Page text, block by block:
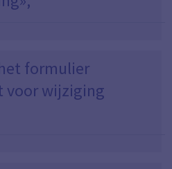
formulier
voor wijziging